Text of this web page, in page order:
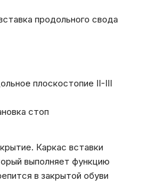
продольного свода
плоскостопие II-III
стоп
Каркас вставки
выполняет функцию
в закрытой обуви